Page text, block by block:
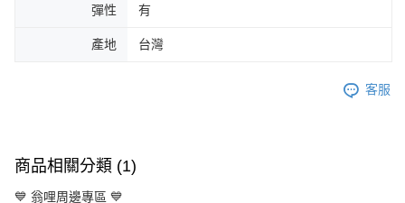
彈性 有
產地 台灣
客服
商品相關分類 (1)
💙 翁哩周邊專區 💙